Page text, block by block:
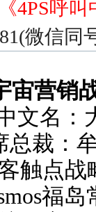
《4PS呼
微信
宙营销
文名：
总裁：
触点战
福岛